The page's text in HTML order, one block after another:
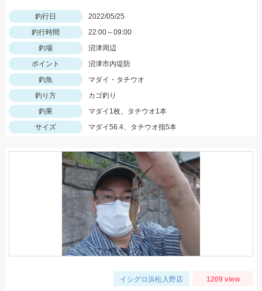
釣行日
2022/05/25
釣行時間
22:00～09:00
釣場
沼津周辺
ポイント
沼津市内堤防
釣魚
マダイ・タチウオ
釣り方
カゴ釣り
釣果
マダイ1枚、タチウオ1本
サイズ
マダイ56.4、タチウオ指5本
イシグロ浜松入野店 1209 view